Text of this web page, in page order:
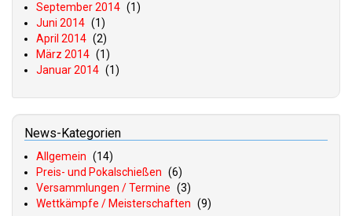
September 2014 (1)
Juni 2014 (1)
April 2014 (2)
März 2014 (1)
Januar 2014 (1)
News-Kategorien
Allgemein (14)
Preis- und Pokalschießen (6)
Versammlungen / Termine (3)
Wettkämpfe / Meisterschaften (9)